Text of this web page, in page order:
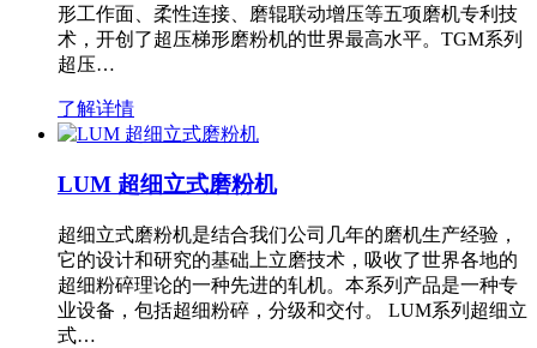
形工作面、柔性连接、磨辊联动增压等五项磨机专利技
术，开创了超压梯形磨粉机的世界最高水平。TGM系列
超压…
了解详情
LUM 超细立式磨粉机
超细立式磨粉机是结合我们公司几年的磨机生产经验，
它的设计和研究的基础上立磨技术，吸收了世界各地的
超细粉碎理论的一种先进的轧机。本系列产品是一种专
业设备，包括超细粉碎，分级和交付。 LUM系列超细立
式…